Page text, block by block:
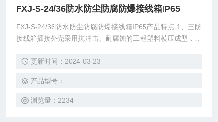
FXJ-S-24/36防水防尘防腐防爆接线箱IP65
FXJ-S-24/36防水防尘防腐防爆接线箱IP65产品特点 1、三防
接线箱插接外壳采用抗冲击、耐腐蚀的工程塑料模压成型，结
面喷塑处理。 3、本系列产品抗强酸、强碱、盐腐蚀，防水、
户选择。
更新时间：2024-03-23
产品型号：
浏览量：2234